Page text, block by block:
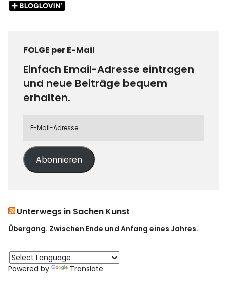
FOLGE per E-Mail
Einfach Email-Adresse eintragen
und neue Beiträge bequem
erhalten.
Abonnieren
Unterwegs in Sachen Kunst
Übergang. Zwischen Ende und Anfang eines Jahres.
Powered by Translate